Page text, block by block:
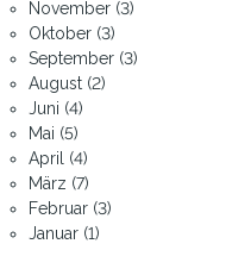
November (3)
Oktober (3)
September (3)
August (2)
Juni (4)
Mai (5)
April (4)
März (7)
Februar (3)
Januar (1)